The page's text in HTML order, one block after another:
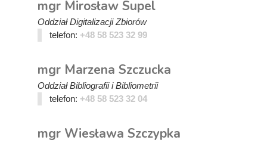
mgr Mirosław Supel
Oddział Digitalizacji Zbiorów
telefon: +48 58 523 32 99
mgr Marzena Szczucka
Oddział Bibliografii i Bibliometrii
telefon: +48 58 523 32 04
mgr Wiesława Szczypka